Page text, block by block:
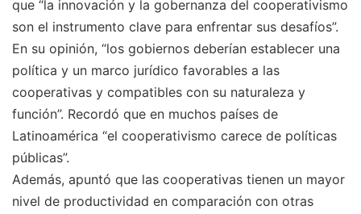
que “la innovación y la gobernanza del cooperativismo
son el instrumento clave para enfrentar sus desafíos”.
En su opinión, “los gobiernos deberían establecer una
política y un marco jurídico favorables a las
cooperativas y compatibles con su naturaleza y
función”. Recordó que en muchos países de
Latinoamérica “el cooperativismo carece de políticas
públicas”.
Además, apuntó que las cooperativas tienen un mayor
nivel de productividad en comparación con otras